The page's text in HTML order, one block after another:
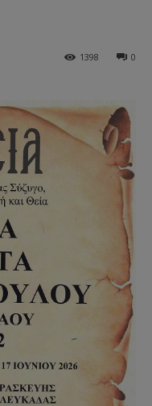
0
1398